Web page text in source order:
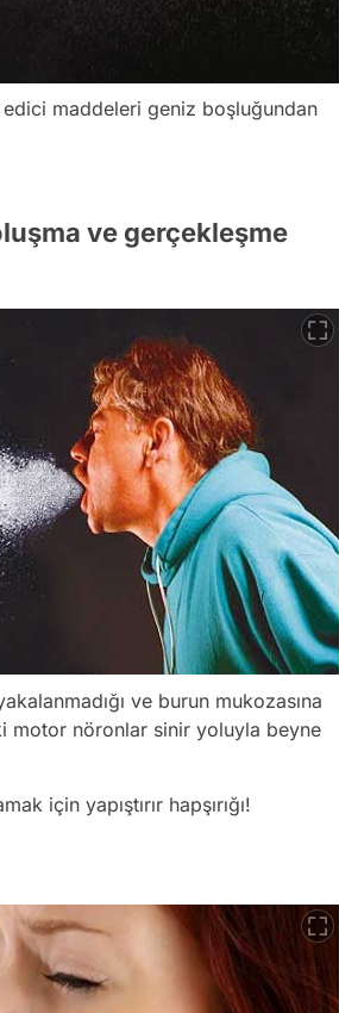
edici maddeleri geniz boşluğundan
ve gerçekleşme
ve burun mukozasına
motor nöronlar sinir yoluyla beyne
için yapıştırır hapşırığı!